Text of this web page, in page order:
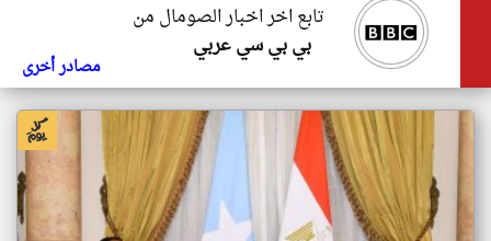
تابع اخر اخبار الصومال من
بي بي سي عربي
مصادر أخرى